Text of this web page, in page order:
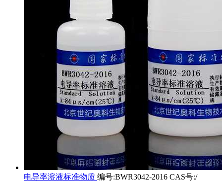
电导率溶液标准物质 编号:BWR3042-2016 CAS号:/